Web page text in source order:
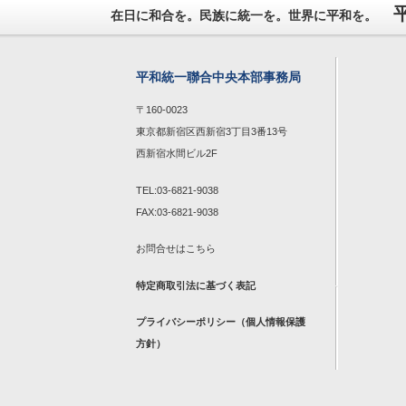
在日に和合を。民族に統一を。世界に平和を。
平和統一聯合中央本部事務局
〒160-0023
東京都新宿区西新宿3丁目3番13号
西新宿水間ビル2F
TEL:03-6821-9038
FAX:03-6821-9038
お問合せは こちら
特定商取引法に基づく表記
プライバシーポリシー（個人情報保護
方針）